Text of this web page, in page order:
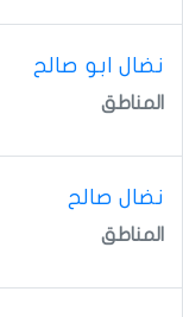
نضال ابو صالح
المناطق
نضال صالح
المناطق